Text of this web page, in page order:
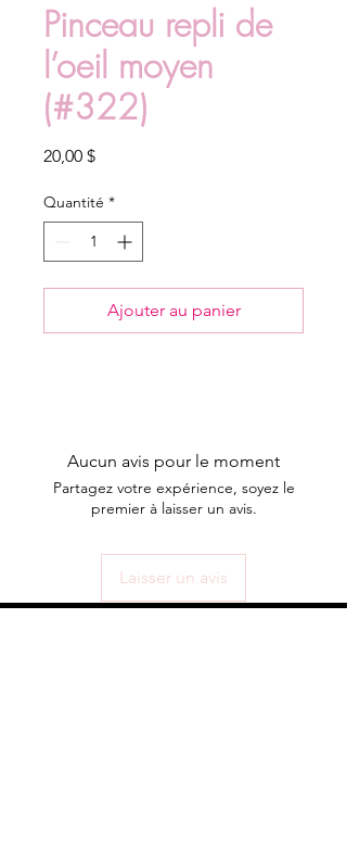
Pinceau repli de
l’oeil moyen
(#322)
20,00 $Prix
Quantité *
Ajouter au panier
Aucun avis pour le moment
Partagez votre expérience, soyez le
premier à laisser un avis.
Laisser un avis